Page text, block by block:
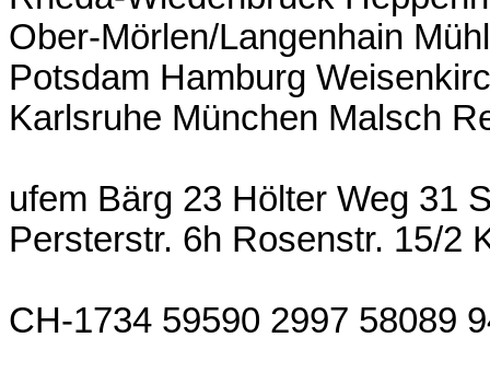
Ober-Mörlen/Langenhain
Potsdam Hamburg
Karlsruhe München Malsch
ufem Bärg 23 Hölter Weg 31
Persterstr. 6h Rosenstr. 15/2
CH-1734 59590 2997 58089